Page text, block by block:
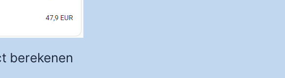
berekenen